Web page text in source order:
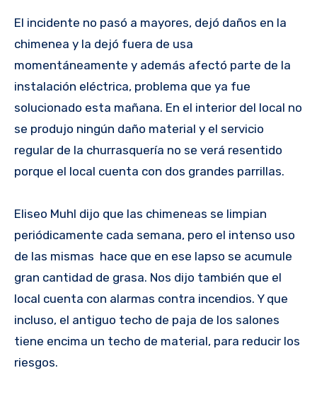
El incidente no pasó a mayores, dejó daños en la
chimenea y la dejó fuera de usa
momentáneamente y además afectó parte de la
instalación eléctrica, problema que ya fue
solucionado esta mañana. En el interior del local no
se produjo ningún daño material y el servicio
regular de la churrasquería no se verá resentido
porque el local cuenta con dos grandes parrillas.
Eliseo Muhl dijo que las chimeneas se limpian
periódicamente cada semana, pero el intenso uso
de las mismas hace que en ese lapso se acumule
gran cantidad de grasa. Nos dijo también que el
local cuenta con alarmas contra incendios. Y que
incluso, el antiguo techo de paja de los salones
tiene encima un techo de material, para reducir los
riesgos.